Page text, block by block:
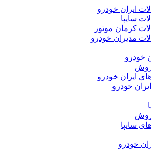
ایران خودرو
سایپا
کرمان موتور
مدیران خودرو
خودرو
ایران خودرو
خودرو
سایپا
خودرو